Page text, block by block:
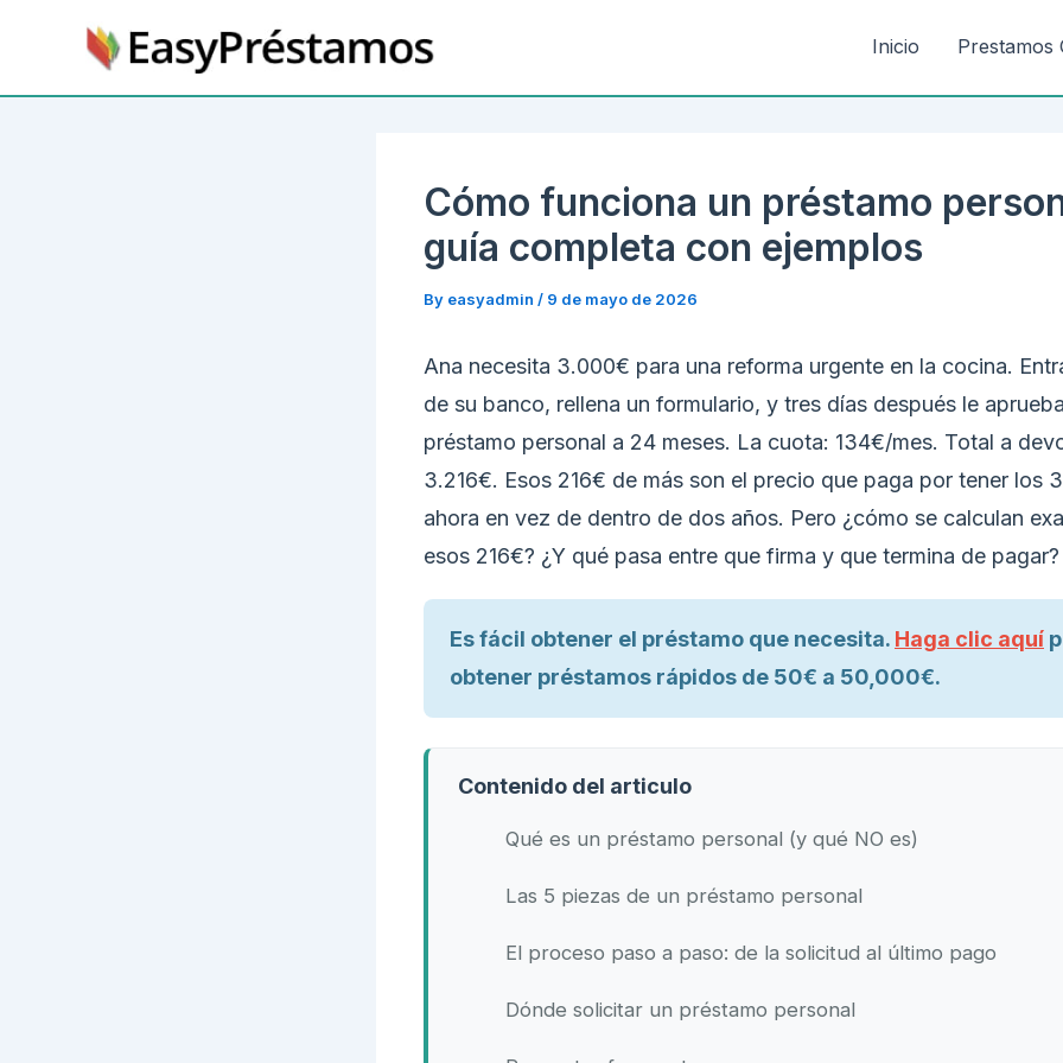
Inicio Prestamos
Cómo funciona un préstamo
guía completa con ejemplos
By easyadmin / 9 de mayo de 2026
Ana necesita 3.000€ para una reforma urgente en la cocina.
de su banco, rellena un formulario, y tres días después le
préstamo personal a 24 meses. La cuota: 134€/mes. Total a
3.216€. Esos 216€ de más son el precio que paga por tener los
ahora en vez de dentro de dos años. Pero ¿cómo se calculan
esos 216€? ¿Y qué pasa entre que firma y que termina de pagar?
Es fácil obtener el préstamo que necesita. Haga clic aquí
obtener préstamos rápidos de 50€ a 50,000€.
Contenido del articulo
Qué es un préstamo personal (y qué NO es)
Las 5 piezas de un préstamo personal
El proceso paso a paso: de la solicitud al último pago
Dónde solicitar un préstamo personal